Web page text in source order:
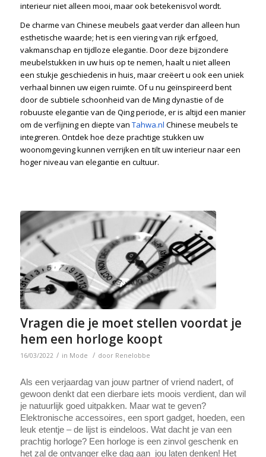
interieur niet alleen mooi, maar ook betekenisvol wordt.
De charme van Chinese meubels gaat verder dan alleen hun
esthetische waarde; het is een viering van rijk erfgoed,
vakmanschap en tijdloze elegantie. Door deze bijzondere
meubelstukken in uw huis op te nemen, haalt u niet alleen
een stukje geschiedenis in huis, maar creëert u ook een uniek
verhaal binnen uw eigen ruimte. Of u nu geïnspireerd bent
door de subtiele schoonheid van de Ming dynastie of de
robuuste elegantie van de Qing periode, er is altijd een manier
om de verfijning en diepte van Tahwa.nl Chinese meubels te
integreren. Ontdek hoe deze prachtige stukken uw
woonomgeving kunnen verrijken en tilt uw interieur naar een
hoger niveau van elegantie en cultuur.
Vragen die je moet stellen voordat je
hem een horloge koopt
16/03/2022 / in Mode / door Renelobbe
Als een verjaardag van jouw partner of vriend nadert, of
gewoon denkt dat een dierbare iets moois verdient, dan wil
je natuurlijk goed uitpakken. Maar wat te geven?
Elektronische accessoires, een sport gadget, hoeden, een
leuk etentje – de lijst is eindeloos. Wat dacht je van een
prachtig horloge? Een horloge is een zinvol geschenk en
het zal de ontvanger elke dag aan  jou laten denken! Het